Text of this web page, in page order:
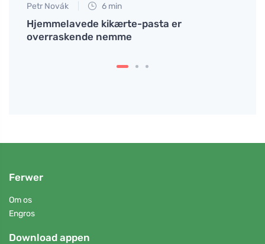
Petr Novák 6 min
Hjemmelavede kikærte-pasta er
overraskende nemme
Ferwer
Om os
Engros
Download appen